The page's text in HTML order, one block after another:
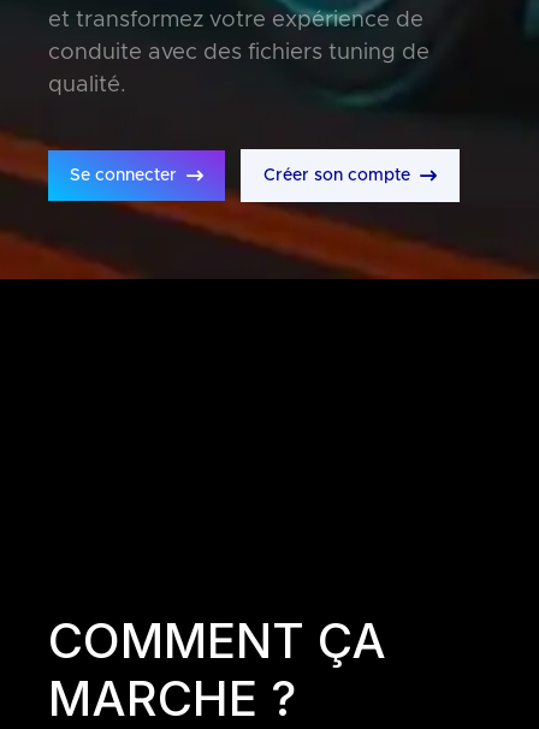
et transformez votre expérience de
conduite avec des fichiers tuning de
qualité.
Se connecter Créer son compte
COMMENT ÇA
MARCHE ?